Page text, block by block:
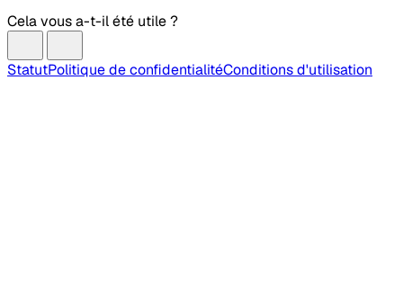
Cela vous a-t-il été utile ?
StatutPolitique de confidentialitéConditions d'utilisation